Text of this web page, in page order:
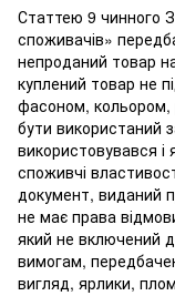
Статтею 9 чинного
споживачів»
непроданий товар
куплений товар не
фасоном, кольором,
бути використаний
використовувався
споживчі
документ, виданий
не має права
який не включений
вимогам,
вигляд, ярлики,